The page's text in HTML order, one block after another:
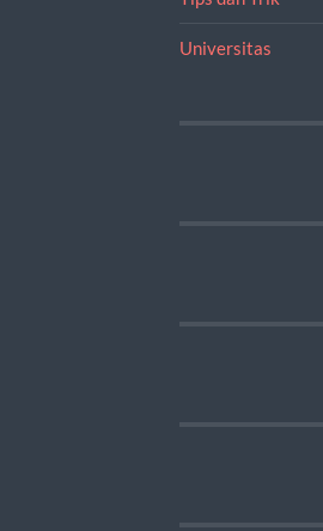
Universitas